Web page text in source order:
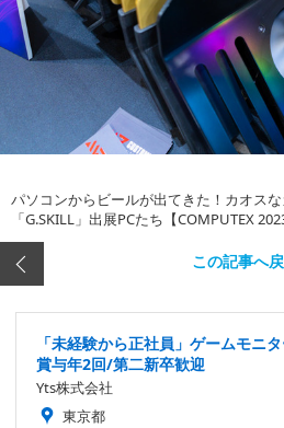
パソコンからビールが出てきた！カオス
「G.SKILL」出展PCたち【COMPUTEX
この記事へ
「未経験から正社員」ゲームモニ
賞与年2回/第二新卒歓迎
Yts株式会社
東京都